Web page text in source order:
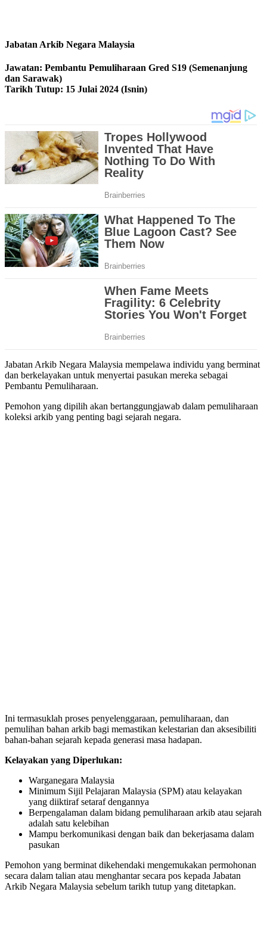
Jabatan Arkib Negara Malaysia
Jawatan: Pembantu Pemuliharaan Gred S19 (Semenanjung
dan Sarawak)
Tarikh Tutup: 15 Julai 2024 (Isnin)
Jabatan Arkib Negara Malaysia mempelawa individu yang berminat
dan berkelayakan untuk menyertai pasukan mereka sebagai
Pembantu Pemuliharaan.
Pemohon yang dipilih akan bertanggungjawab dalam pemuliharaan
koleksi arkib yang penting bagi sejarah negara.
Ini termasuklah proses penyelenggaraan, pemuliharaan, dan
pemulihan bahan arkib bagi memastikan kelestarian dan aksesibiliti
bahan-bahan sejarah kepada generasi masa hadapan.
Kelayakan yang Diperlukan:
Warganegara Malaysia
Minimum Sijil Pelajaran Malaysia (SPM) atau kelayakan
yang diiktiraf setaraf dengannya
Berpengalaman dalam bidang pemuliharaan arkib atau sejarah
adalah satu kelebihan
Mampu berkomunikasi dengan baik dan bekerjasama dalam
pasukan
Pemohon yang berminat dikehendaki mengemukakan permohonan
secara dalam talian atau menghantar secara pos kepada Jabatan
Arkib Negara Malaysia sebelum tarikh tutup yang ditetapkan.